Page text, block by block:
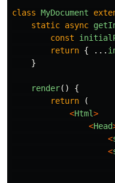
class MyDocument
static async
const
return { ...
}
render()
{
return
(
<Html>
<Head
<
<